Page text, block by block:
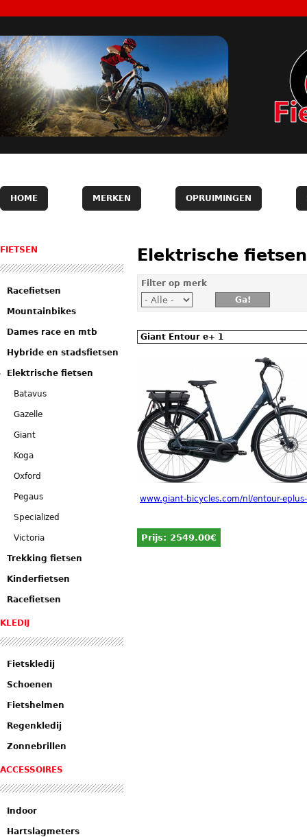
HOME MERKEN OPRUIMINGEN
Elektrische fietsen
Filter op merk
Giant Entour e+ 1
www.giant-bicycles.com/nl/entour-
Prijs: 2549.00€
FIETSEN
Racefietsen
Mountainbikes
Dames race en mtb
Hybride en stadsfietsen
Elektrische fietsen
Batavus
Gazelle
Giant
Koga
Oxford
Pegaus
Specialized
Victoria
Trekking fietsen
Kinderfietsen
Racefietsen
KLEDIJ
Fietskledij
Schoenen
Fietshelmen
Regenkledij
Zonnebrillen
ACCESSOIRES
Indoor
Hartslagmeters